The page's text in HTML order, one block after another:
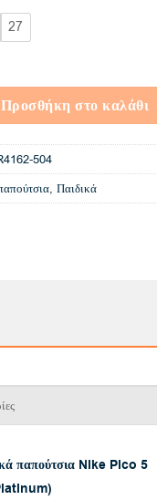
27
5 (Light/Violet/
Προσθήκη στο καλάθι
504
, Παιδικά
παπούτσια Nike Pico 5